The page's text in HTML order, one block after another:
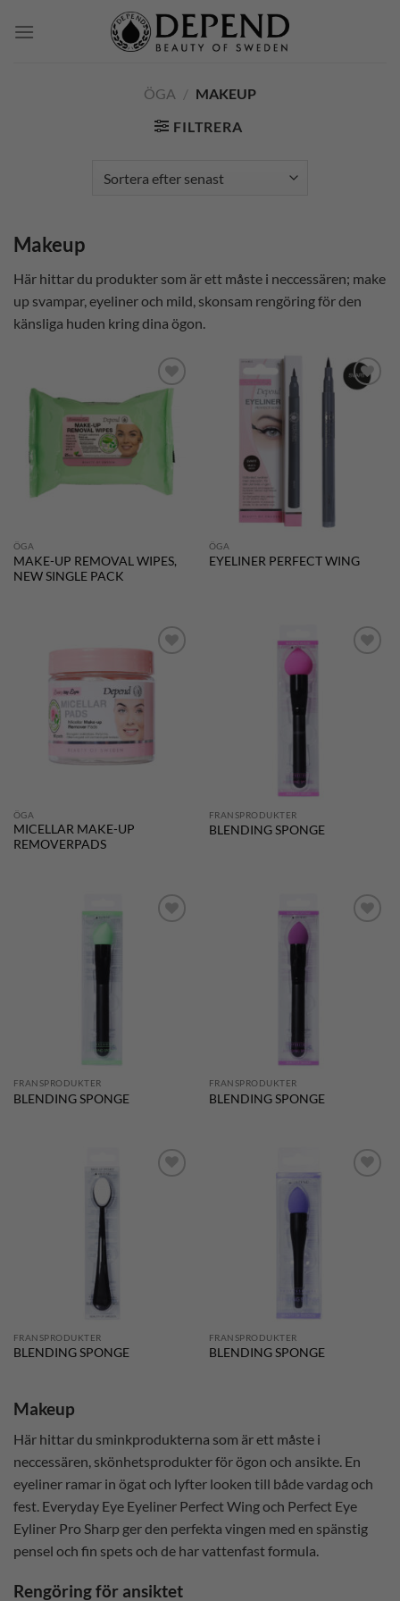
ÖGA / MAKEUP
FILTRERA
Makeup
Här hittar du produkter som är ett måste i neccessären; make
up svampar, eyeliner och mild, skonsam rengöring för den
känsliga huden kring dina ögon.
Lägg till i
ÖGA
MAKE-UP REMOVAL WIPES,
NEW SINGLE PACK
ÖGA
EYELINER PERFECT WING
önskelistan
ÖGA
MICELLAR MAKE-UP
REMOVERPADS
FRANSPRODUKTER
BLENDING SPONGE
FRANSPRODUKTER
BLENDING SPONGE
FRANSPRODUKTER
BLENDING SPONGE
FRANSPRODUKTER
BLENDING SPONGE
FRANSPRODUKTER
BLENDING SPONGE
Makeup
Här hittar du sminkprodukterna som är ett måste i
neccessären, skönhetsprodukter för ögon och ansikte. En
eyeliner ramar in ögat och lyfter looken till både vardag och
fest. Everyday Eye Eyeliner Perfect Wing och Perfect Eye
Eyliner Pro Sharp gerden perfekta vingen med en spänstig
pensel och fin spets och de har vattenfast formula.
Rengöring för ansiktet